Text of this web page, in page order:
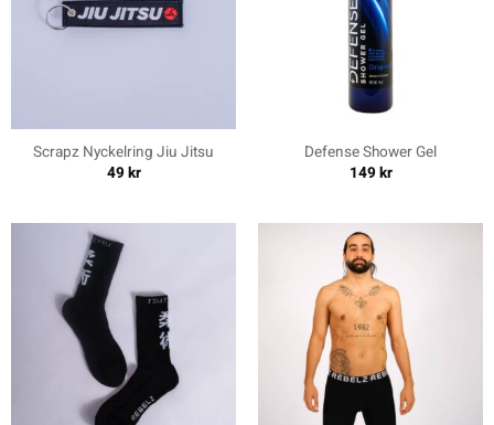
Scrapz Nyckelring Jiu Jitsu
49kr
Defense Shower Gel
149kr